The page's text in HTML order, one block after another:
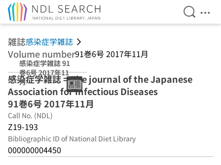
Open
雑誌感染症学雑誌
Volume number91巻6号 2017年11月
感染症学雑誌 91
巻6号 2017年11
月
感染症学雑誌 = The journal of the Japanese
Association for Infectious Diseases
91巻6号 2017年11月
Call No. (NDL)
Z19-193
Bibliographic ID of National Diet Library
000000004450